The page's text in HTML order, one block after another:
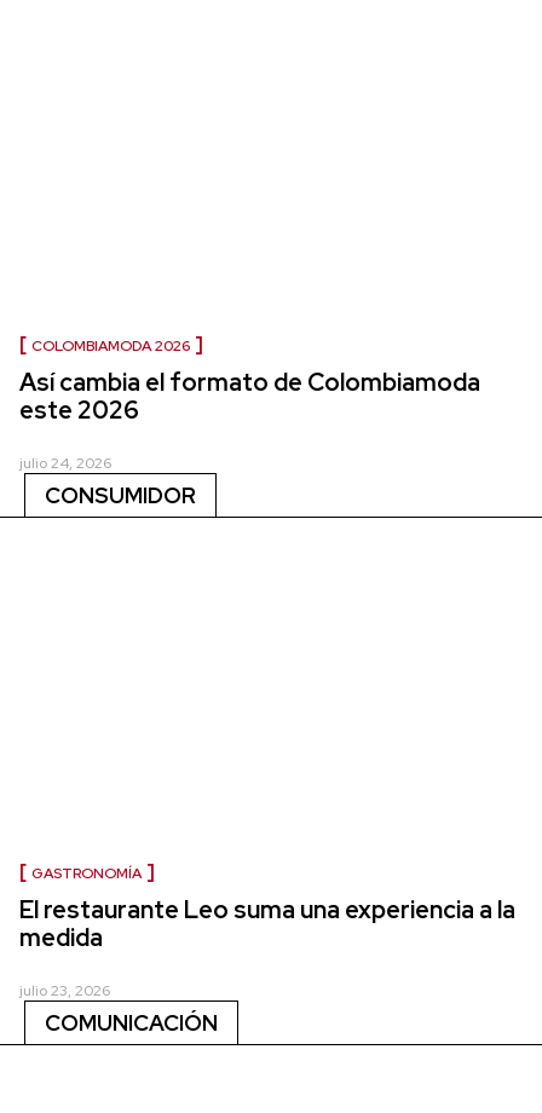
COLOMBIAMODA 2026
Así cambia el formato de Colombiamoda
este 2026
julio 24, 2026
CONSUMIDOR
GASTRONOMÍA
El restaurante Leo suma una experiencia a la
medida
julio 23, 2026
COMUNICACIÓN